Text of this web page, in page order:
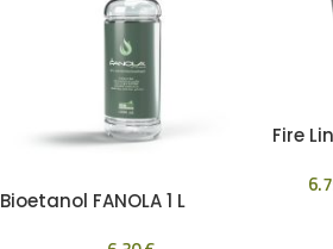
Bioetanol FANOLA 1 L
Fire